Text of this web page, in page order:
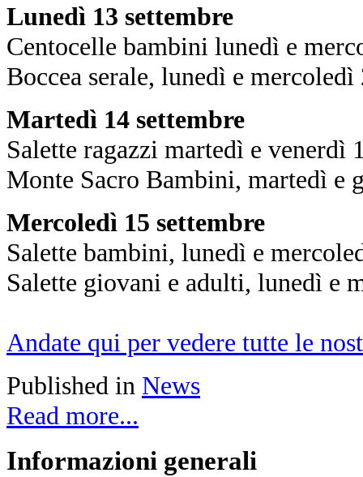
Lunedì 13 settembre
Centocelle bambini lunedì e
Boccea serale, lunedì e
Martedì 14 settembre
Salette ragazzi martedì e venerdì
Monte Sacro Bambini, martedì e
Mercoledì 15 settembre
Salette bambini, lunedì e
Salette giovani e adulti, lunedì e
Andate qui per vedere tutte le
Published in News
Read more...
Informazioni generali